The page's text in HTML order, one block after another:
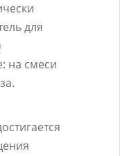
для
на смеси